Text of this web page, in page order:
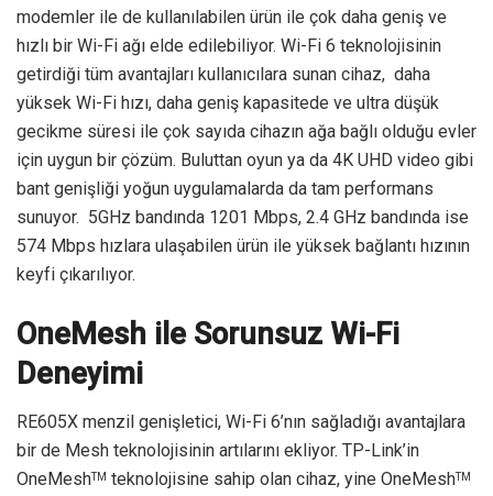
modemler ile de kullanılabilen ürün ile çok daha geniş ve
hızlı bir Wi-Fi ağı elde edilebiliyor. Wi-Fi 6 teknolojisinin
getirdiği tüm avantajları kullanıcılara sunan cihaz, daha
yüksek Wi-Fi hızı, daha geniş kapasitede ve ultra düşük
gecikme süresi ile çok sayıda cihazın ağa bağlı olduğu evler
için uygun bir çözüm. Buluttan oyun ya da 4K UHD video gibi
bant genişliği yoğun uygulamalarda da tam performans
sunuyor. 5GHz bandında 1201 Mbps, 2.4 GHz bandında ise
574 Mbps hızlara ulaşabilen ürün ile yüksek bağlantı hızının
keyfi çıkarılıyor.
OneMesh ile Sorunsuz Wi-Fi
Deneyimi
RE605X menzil genişletici, Wi-Fi 6’nın sağladığı avantajlara
bir de Mesh teknolojisinin artılarını ekliyor. TP-Link’in
OneMesh TM teknolojisine sahip olan cihaz, yine OneMesh TM